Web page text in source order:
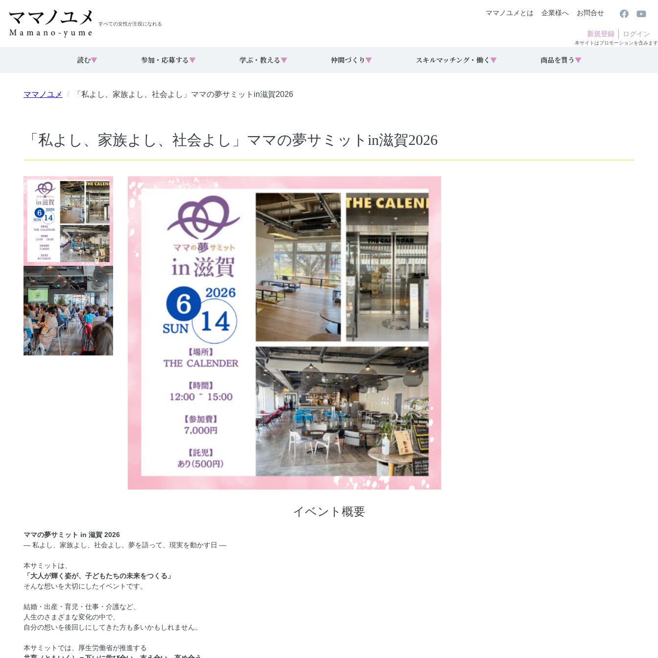
すべての女性が主役になれる
ママノユメとは 企業様へ お問合せ
新規登録 ログイン
本サイトはプロモーションを含みます
読む▼ 参加・応募する▼ 学ぶ・教える▼ 仲間づくり ▼ スキルマッチング・働く ▼ 商品を買う ▼
ママノユメ 「私よし、家族よし、社会よし」ママの夢サミットin滋賀2026
「私よし、家族よし、社会よし」ママの夢サミットin滋賀2026
イベント概要
ママの夢サミット in 滋賀 2026
― 私よし、家族よし、社会よし。夢を語って、現実を動かす日 ―
本サミットは、
「大人が輝く姿が、子どもたちの未来をつくる」
そんな想いを大切にしたイベントです。
結婚・出産・育児・仕事・介護など、
人生のさまざまな変化の中で、
自分の想いを後回しにしてきた方も多いかもしれません。
本サミットでは、厚生労働省が推進する